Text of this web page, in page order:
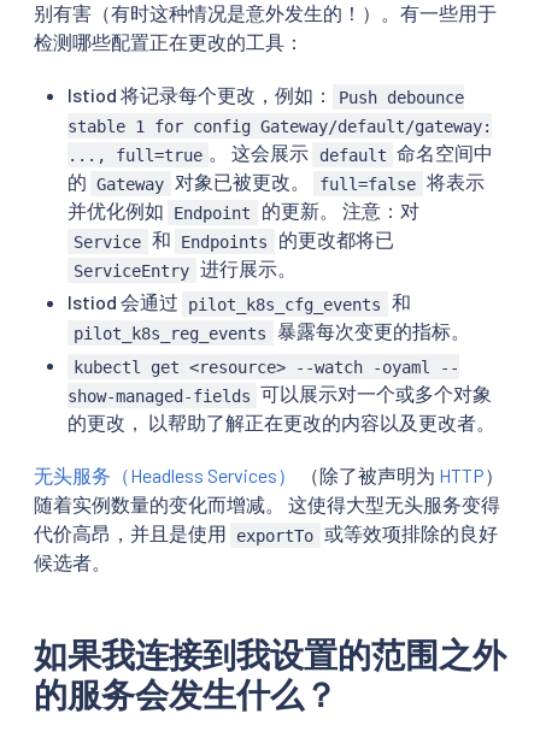
别有害（有时这种情况是意外发生的！）。有一些用于
检测哪些配置正在更改的工具：
Istiod 将记录每个更改，例如：
Push debounce
stable 1 for config Gateway/default/gateway:
..., full=true 。 这会展示 default 命名空间中
的 Gateway 对象已被更改。 full=false 将表示
并优化例如
Endpoint 的更新。 注意：对
Service 和 Endpoints 的更改都将已
ServiceEntry 进行展示。
Istiod 会通过
pilot_k8s_cfg_events 和
pilot_k8s_reg_events 暴露每次变更的指标。
kubectl get <resource> --watch -oyaml --
show-managed-fields 可以展示对一个或多个对象
的更改， 以帮助了解正在更改的内容以及更改者。
无头服务（Headless Services） （除了被声明为 HTTP）
随着实例数量的变化而增减。 这使得大型无头服务变得
代价高昂，并且是使用
exportTo 或等效项排除的良好
候选者。
如果我连接到我设置的范围之外
的服务会发生什么？